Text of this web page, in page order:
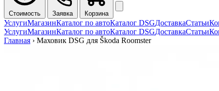
Стоимость Заявка Корзина
УслугиМагазинКаталог по автоКаталог DSGДоставкаСтатьи
УслугиМагазинКаталог по автоКаталог DSGДоставкаСтатьи
Главная › Маховик DSG для Škoda Roomster